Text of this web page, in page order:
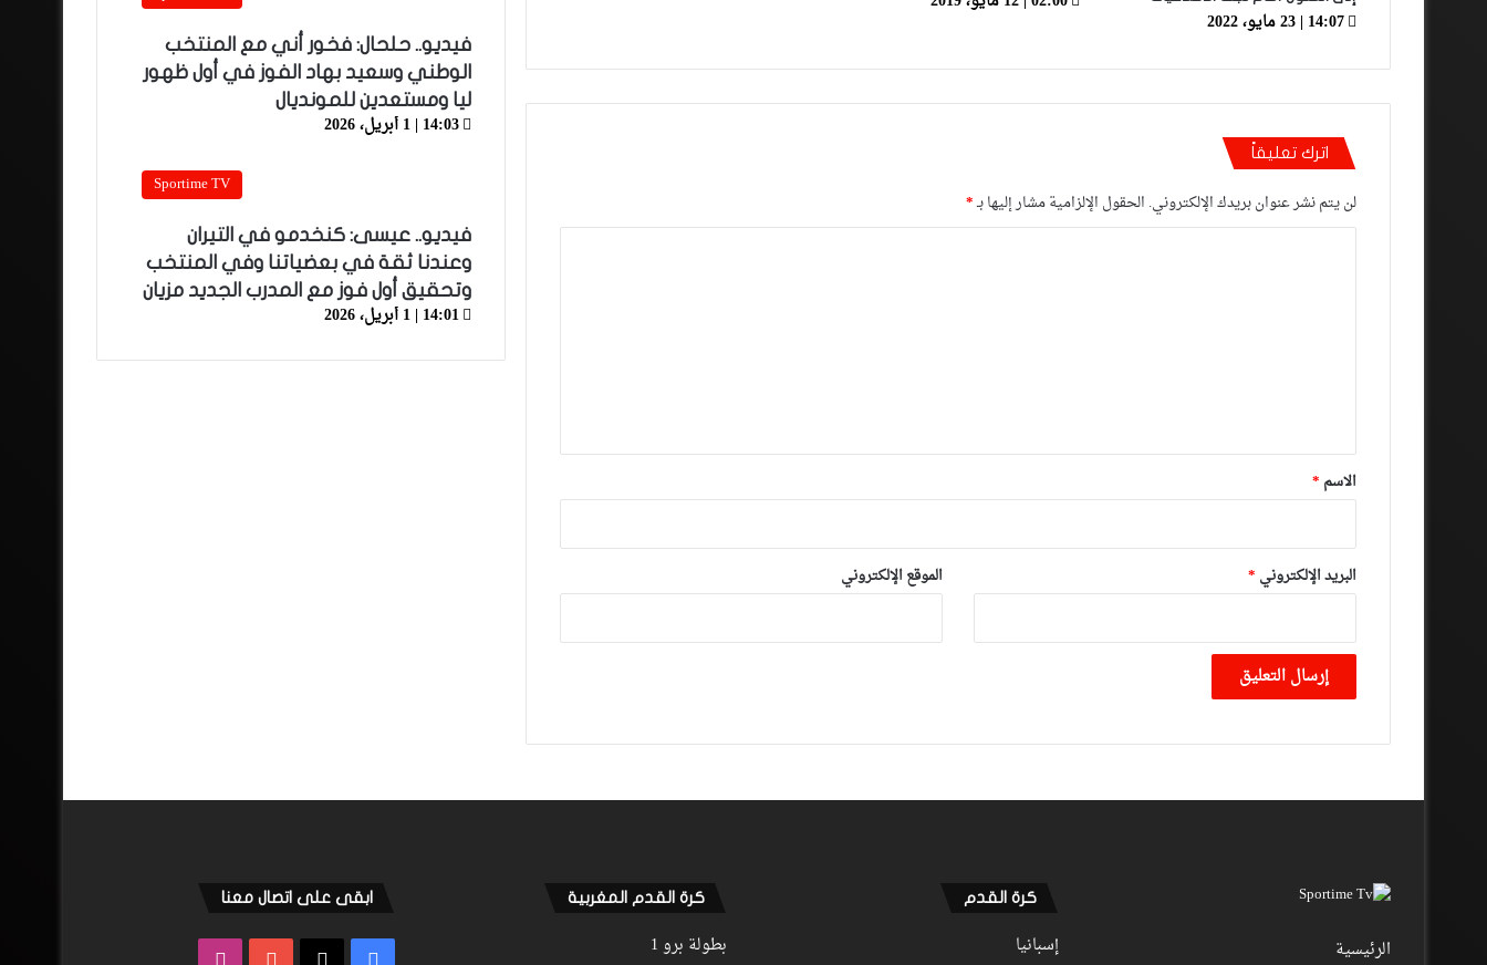
توالي النتائج السلبية يلاحق الوداد الرياضي
14:07 | 23 مايو، 2022
اترك تعليقاً
لن يتم نشر عنوان بريدك الإلكتروني. الحقول الإلزامية مشار إليها بـ*
*
الاسم *
البريد الإلكتروني * الموقع الإلكتروني
فيديو.. حلحال: فخور أني مع المنتخب
الوطني وسعيد بهاد الفوز في أول ظهور
ليا ومستعدين للمونديال
14:03 | 1 أبريل، 2026
Sportime TV
فيديو.. عيسى: كنخدمو في التيران
وعندنا ثقة في بعضياتنا وفي المنتخب
وتحقيق أول فوز مع المدرب الجديد مزيان
14:01 | 1 أبريل، 2026
الرئيسية
كرة القدم
إسبانيا
كرة القدم المغربية
بطولة برو 1
ابقى على اتصال معنا